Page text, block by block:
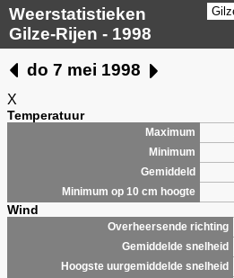
Weerstatistieken
Gilze-Rijen - 1998
do 7 mei 1998
X
Temperatuur
Maximum
Minimum
Gemiddeld
Minimum op 10 cm hoogte
Wind
Overheersende richting
Gemiddelde snelheid
Hoogste uurgemiddelde snelheid